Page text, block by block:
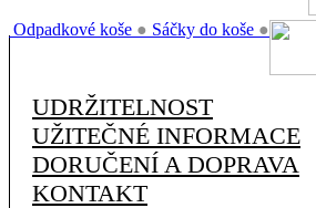
Odpadkové koše ● Sáčky do koše ●
UDRŽITELNOST
UŽITEČNÉ INFORMACE
DORUČENÍ A DOPRAVA
KONTAKT